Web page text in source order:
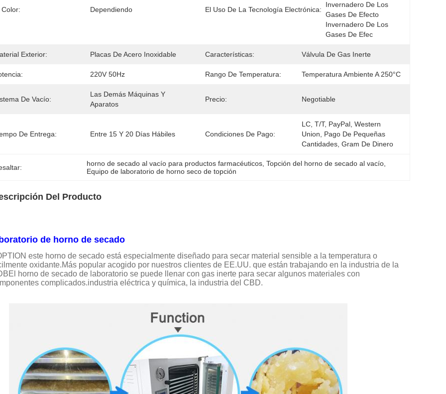
Color: Dependiendo El Uso De La Tecnología Electrónica:
Invernadero De Los
Gases De Efecto
Invernadero De Los
Gases De Efec
Exterior: Placas De Acero Inoxidable Características: Válvula De Gas Inerte
220V 50Hz Rango De Temperatura: Temperatura Ambiente A 250°C
De Vacío:
Las Demás Máquinas Y
Aparatos
Precio: Negotiable
De Entrega: Entre 15 Y 20 Días Hábiles Condiciones De Pago:
LC, T/T, PayPal, Western
Union, Pago De Pequeñas
Cantidades, Gram De Dinero
horno de secado al vacío para productos farmacéuticos , Topción del horno de secado al vacío
Equipo de laboratorio de horno seco de topción
Del Producto
de horno de secado
este horno de secado está especialmente diseñado para secar material sensible a la temperatura o
oxidante.Más popular acogido por nuestros clientes de EE.UU. que están trabajando en la industria de la
horno de secado de laboratorio se puede llenar con gas inerte para secar algunos materiales con
complicados.industria eléctrica y química, la industria del CBD.